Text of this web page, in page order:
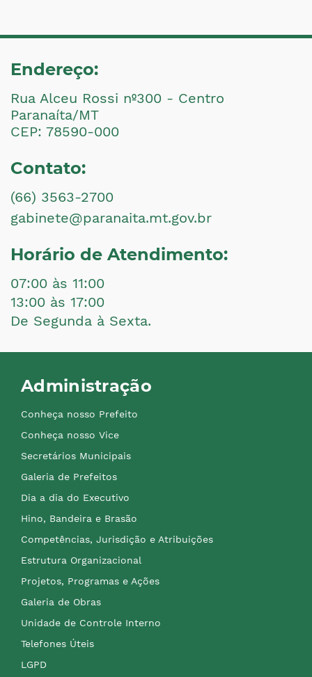
Endereço:
Rua Alceu Rossi nº300 - Centro
Paranaíta/MT
CEP: 78590-000
Contato:
(66) 3563-2700
gabinete@paranaita.mt.gov.br
Horário de Atendimento:
07:00 às 11:00
13:00 às 17:00
De Segunda à Sexta.
Administração
Conheça nosso Prefeito
Conheça nosso Vice
Secretários Municipais
Galeria de Prefeitos
Dia a dia do Executivo
Hino, Bandeira e Brasão
Competências, Jurisdição e Atribuições
Estrutura Organizacional
Projetos, Programas e Ações
Galeria de Obras
Unidade de Controle Interno
Telefones Úteis
LGPD